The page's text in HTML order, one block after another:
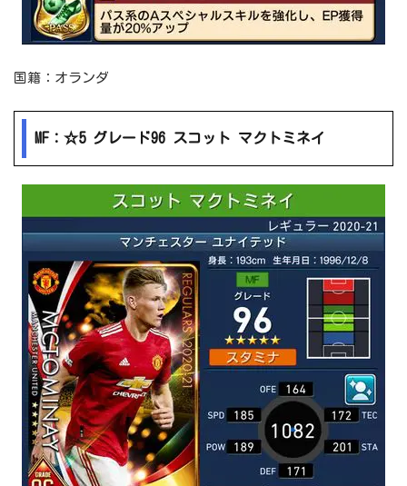
国籍：オランダ
MF：☆5 グレード96 スコット マクトミネイ